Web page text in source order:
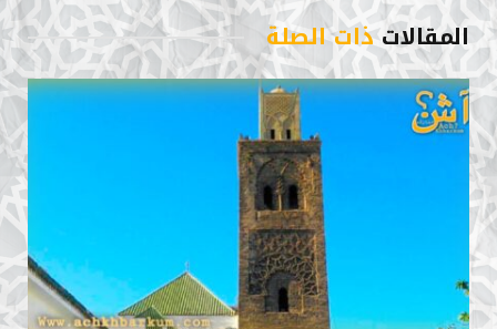
المقالاتذات الصلة